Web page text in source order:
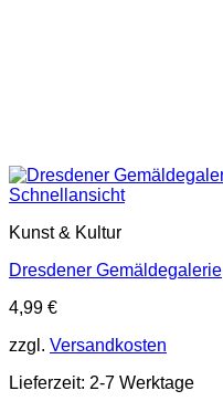
Schnellansicht
Kunst & Kultur
Dresdener Gemäldegalerie
4,99 €
zzgl. Versandkosten
Lieferzeit: 2-7 Werktage